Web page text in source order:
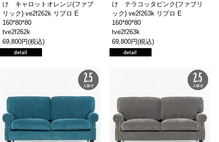
け キャロットオレンジ(ファブ
リック) ve2f262k リプロ E
160*80*80
tve2f262k
69,800円(税込)
け テラコッタピンク(ファブリ
ック) ve2f263k リプロ E
160*80*80
tve2f263k
69,800円(税込)